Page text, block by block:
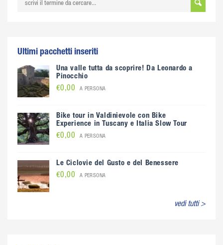
Ultimi pacchetti inseriti
Una valle tutta da scoprire! Da Leonardo a
Pinocchio
€0,00 A PERSONA
Bike tour in Valdinievole con Bike
Experience in Tuscany e Italia Slow Tour
€0,00 A PERSONA
Le Ciclovie del Gusto e del Benessere
€0,00 A PERSONA
vedi tutti >